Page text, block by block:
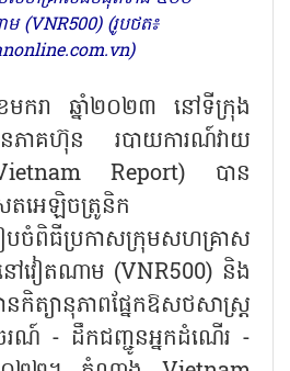
(VNR500) (រូបថត៖
មករា ឆ្នាំ២០២៣ នៅទីក្រុង
គហ៊ុន របាយការណ៍វាយ
Report) បាន
តអេឡិចត្រូនិក
បចំពិធីប្រកាសក្រុមសហគ្រាស
វៀតណាម (VNR500) និង
ត្យានុភាពផ្នែកឱសថសាស្ត្រ
រណ៍ - ដឹកជញ្ជូនអ្នកដំណើរ -